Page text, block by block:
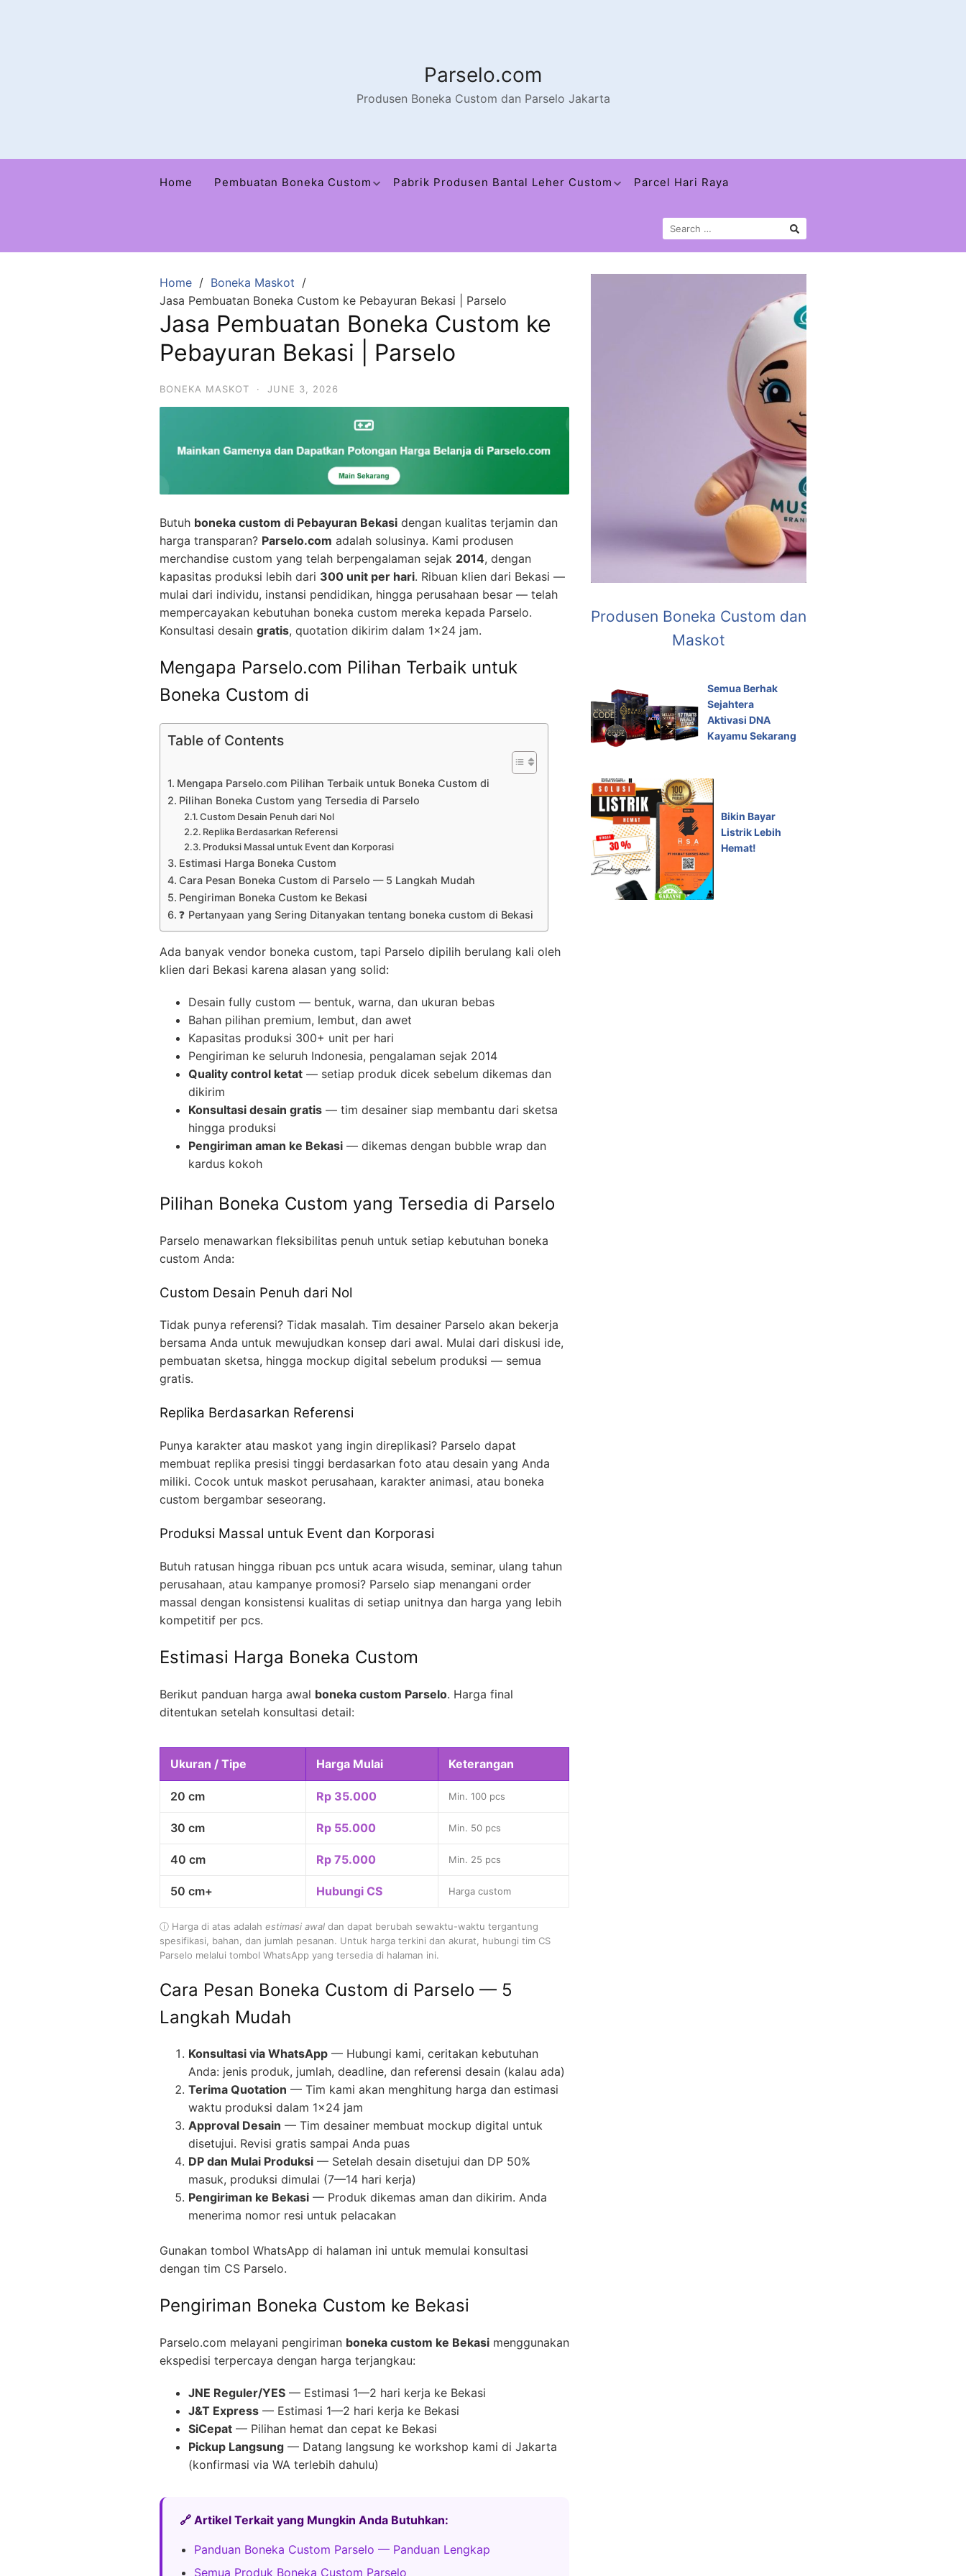
Parselo.com
Produsen Boneka Custom dan Parselo Jakarta
Home Pembuatan Boneka Custom Pabrik Produsen Bantal Leher Custom Parcel Hari Raya
Home
Boneka Maskot
Jasa Pembuatan Boneka Custom ke Pebayuran Bekasi | Parselo
Jasa Pembuatan Boneka Custom ke
Pebayuran Bekasi | Parselo
BONEKA MASKOT · JUNE 3, 2026
Butuh boneka custom di Pebayuran Bekasi dengan kualitas terjamin dan
harga transparan? Parselo.com adalah solusinya. Kami produsen
merchandise custom yang telah berpengalaman sejak 2014, dengan
kapasitas produksi lebih dari 300 unit per hari. Ribuan klien dari Bekasi —
mulai dari individu, instansi pendidikan, hingga perusahaan besar — telah
mempercayakan kebutuhan boneka custom mereka kepada Parselo.
Konsultasi desain gratis, quotation dikirim dalam 1×24 jam.
Mengapa Parselo.com Pilihan Terbaik untuk
Boneka Custom di
Table of Contents
Mengapa Parselo.com Pilihan Terbaik untuk Boneka Custom di
Pilihan Boneka Custom yang Tersedia di Parselo
Custom Desain Penuh dari Nol
Replika Berdasarkan Referensi
Produksi Massal untuk Event dan Korporasi
Estimasi Harga Boneka Custom
Cara Pesan Boneka Custom di Parselo — 5 Langkah Mudah
Pengiriman Boneka Custom ke Bekasi
❓ Pertanyaan yang Sering Ditanyakan tentang boneka custom di Bekasi
Ada banyak vendor boneka custom, tapi Parselo dipilih berulang kali oleh
klien dari Bekasi karena alasan yang solid:
Desain fully custom — bentuk, warna, dan ukuran bebas
Bahan pilihan premium, lembut, dan awet
Kapasitas produksi 300+ unit per hari
Pengiriman ke seluruh Indonesia, pengalaman sejak 2014
Quality control ketat — setiap produk dicek sebelum dikemas dan
dikirim
Konsultasi desain gratis — tim desainer siap membantu dari sketsa
hingga produksi
Pengiriman aman ke Bekasi — dikemas dengan bubble wrap dan
kardus kokoh
Pilihan Boneka Custom yang Tersedia di Parselo
Parselo menawarkan fleksibilitas penuh untuk setiap kebutuhan boneka
custom Anda:
Custom Desain Penuh dari Nol
Tidak punya referensi? Tidak masalah. Tim desainer Parselo akan bekerja
bersama Anda untuk mewujudkan konsep dari awal. Mulai dari diskusi ide,
pembuatan sketsa, hingga mockup digital sebelum produksi — semua
gratis.
Replika Berdasarkan Referensi
Punya karakter atau maskot yang ingin direplikasi? Parselo dapat
membuat replika presisi tinggi berdasarkan foto atau desain yang Anda
miliki. Cocok untuk maskot perusahaan, karakter animasi, atau boneka
custom bergambar seseorang.
Produksi Massal untuk Event dan Korporasi
Butuh ratusan hingga ribuan pcs untuk acara wisuda, seminar, ulang tahun
perusahaan, atau kampanye promosi? Parselo siap menangani order
massal dengan konsistensi kualitas di setiap unitnya dan harga yang lebih
kompetitif per pcs.
Estimasi Harga Boneka Custom
Berikut panduan harga awal boneka custom Parselo. Harga final
ditentukan setelah konsultasi detail:
Ukuran / Tipe Harga Mulai Keterangan
20 cm Rp 35.000 Min. 100 pcs
30 cm Rp 55.000 Min. 50 pcs
40 cm Rp 75.000 Min. 25 pcs
50 cm+ Hubungi CS Harga custom
ⓘ Harga di atas adalah estimasi awal dan dapat berubah sewaktu-waktu tergantung
spesifikasi, bahan, dan jumlah pesanan. Untuk harga terkini dan akurat, hubungi tim CS
Parselo melalui tombol WhatsApp yang tersedia di halaman ini.
Cara Pesan Boneka Custom di Parselo — 5
Langkah Mudah
Konsultasi via WhatsApp — Hubungi kami, ceritakan kebutuhan
Anda: jenis produk, jumlah, deadline, dan referensi desain (kalau ada)
Terima Quotation — Tim kami akan menghitung harga dan estimasi
waktu produksi dalam 1×24 jam
Approval Desain — Tim desainer membuat mockup digital untuk
disetujui. Revisi gratis sampai Anda puas
DP dan Mulai Produksi — Setelah desain disetujui dan DP 50%
masuk, produksi dimulai (7—14 hari kerja)
Pengiriman ke Bekasi — Produk dikemas aman dan dikirim. Anda
menerima nomor resi untuk pelacakan
Gunakan tombol WhatsApp di halaman ini untuk memulai konsultasi
dengan tim CS Parselo.
Pengiriman Boneka Custom ke Bekasi
Parselo.com melayani pengiriman boneka custom ke Bekasi menggunakan
ekspedisi terpercaya dengan harga terjangkau:
JNE Reguler/YES — Estimasi 1—2 hari kerja ke Bekasi
J&T Express — Estimasi 1—2 hari kerja ke Bekasi
SiCepat — Pilihan hemat dan cepat ke Bekasi
Pickup Langsung — Datang langsung ke workshop kami di Jakarta
(konfirmasi via WA terlebih dahulu)
🔗 Artikel Terkait yang Mungkin Anda Butuhkan:
Panduan Boneka Custom Parselo — Panduan Lengkap
Semua Produk Boneka Custom Parselo
Produsen Boneka Custom dan
Maskot
Semua Berhak
Sejahtera
Aktivasi DNA
Kayamu Sekarang
Bikin Bayar
Listrik Lebih
Hemat!